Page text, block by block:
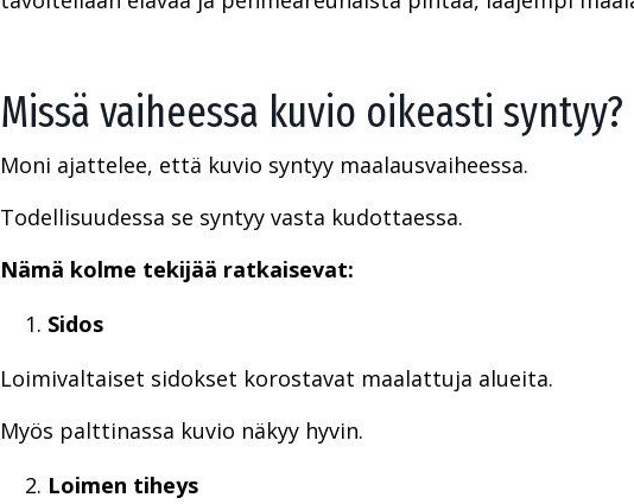
Missä vaiheessa kuvio oikeasti syntyy?
Moni ajattelee, että kuvio syntyy maalausvaiheessa.
Todellisuudessa se syntyy vasta kudottaessa.
Nämä kolme tekijää ratkaisevat:
Sidos
Loimivaltaiset sidokset korostavat maalattuja alueita.
Myös palttinassa kuvio näkyy hyvin.
Loimen tiheys